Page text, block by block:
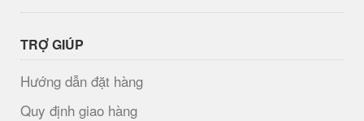
TRỢ GIÚP
Hướng dẫn đặt hàng
Quy định giao hàng